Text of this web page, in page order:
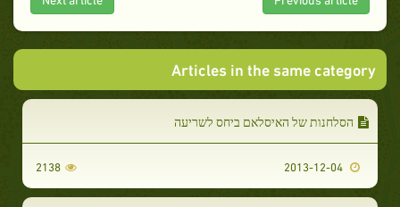
Articles in the same category
הסלחנות של האיסלאם ביחס לשריעה
2138